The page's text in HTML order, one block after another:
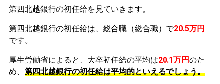
第四北越銀行の初任給を見ていきます。
第四北越銀行の初任給は、総合職（総合職）で20.5万円
です。
厚生労働省によると、大卒初任給の平均は20.1万円のた
め、 第四北越銀行の初任給は平均的といえるでしょう。